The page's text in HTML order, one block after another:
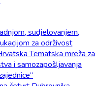
sudjelovanjem,
za održivost
Tematska mreža za
i samozapošljavanja